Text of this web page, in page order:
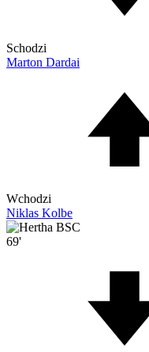
Schodzi
Marton Dardai
Wchodzi
Niklas Kolbe
69'